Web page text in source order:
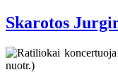
Skarotos